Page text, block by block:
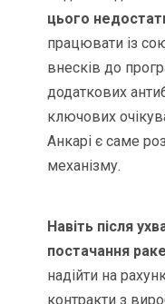
цього
працювати із
внесків до
додаткових
ключових
Анкарі є саме
механізму.
Навіть після
постачання
надійти на
контракти з